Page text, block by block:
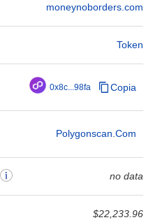
moneynoborders.com
Token
0x8c...98fa Copia
Polygonscan.com
no data
$22,233.96